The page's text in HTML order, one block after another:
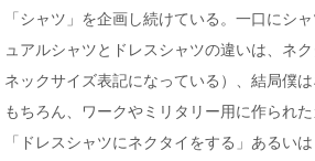
「シャツ」を企画し続けている。一口にシ
ュアルシャツとドレスシャツの違いは、ネ
ネックサイズ表記になっている）、結局僕
もちろん、ワークやミリタリー用に作られ
「ドレスシャツにネクタイをする」あるい